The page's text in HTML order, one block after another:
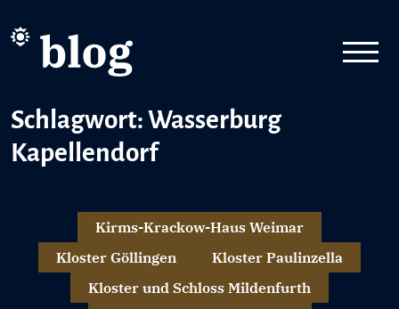
Schlagwort: Wasserburg
Kapellendorf
Kirms-Krackow-Haus Weimar
Kloster Göllingen
Kloster Paulinzella
Kloster und Schloss Mildenfurth